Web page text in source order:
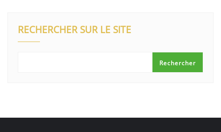
RECHERCHER SUR LE SITE
Rechercher